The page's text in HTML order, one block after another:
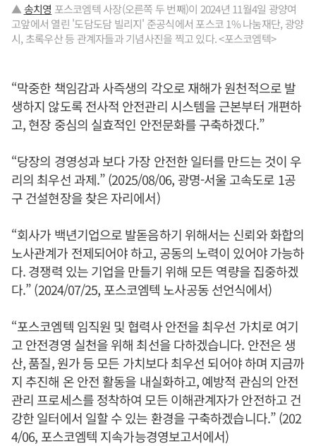
▲송치영 포스코엠텍 사장(오른쪽 두 번째)이 2024년 11월4일 광양여
고앞에서 열린 '도담도담 빌리지' 준공식에서 포스코 1% 나눔재단, 광양
시, 초록우산 등 관계자들과 기념사진을 찍고 있다. <포스코엠텍>
“막중한 책임감과 사즉생의 각오로 재해가 원천적으로 발
생하지 않도록 전사적 안전관리 시스템을 근본부터 개편하
고, 현장 중심의 실효적인 안전문화를 구축하겠다.”
“당장의 경영성과 보다 가장 안전한 일터를 만드는 것이 우
리의 최우선 과제.” (2025/08/06, 광명-서울 고속도로 1공
구 건설현장을 찾은 자리에서)
“회사가 백년기업으로 발돋음하기 위해서는 신뢰와 화합의
노사관계가 전제되어야 하고, 공동의 노력이 있어야 가능하
다. 경쟁력 있는 기업을 만들기 위해 모든 역량을 집중하겠
다.” (2024/07/25, 포스코엠텍 노사공동 선언식에서)
“포스코엠텍 임직원 및 협력사 안전을 최우선 가치로 여기
고 안전경영 실천을 위해 최선을 다하겠습니다. 안전은 생
산, 품질, 원가 등 모든 가치보다 최우선 되어야 하며 지금까
지 추진해 온 안전 활동을 내실화하고, 예방적 관심의 안전
관리 프로세스를 정착하여 모든 이해관계자가 안전하고 건
강한 일터에서 일할 수 있는 환경을 구축하겠습니다.” (202
4/06, 포스코엠텍 지속가능경영보고서에서)